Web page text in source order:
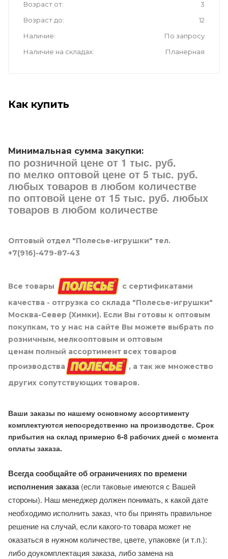
Возраст от
3
Возраст до
12
Наличие
По запросу
Наличие на складах
Планерная
Как купить
Минимальная сумма закупки:
по розничной цене от 1 тыс. руб.
по мелко оптовой цене от 5 тыс. руб.
любых товаров в любом количестве
по оптовой цене от 15 тыс. руб. любых
товаров в любом количестве
Оптовый отдел "Полесье-игрушки" тел.
+7(916)-479-87-43
Все товары
с сертификатами
качества - отгрузка со склада "Полесье-игрушки"
Москва-Север (Химки). Если Вы готовы к оптовым
покупкам, то у нас на сайте Вы можете выбрать по
розничным, мелкооптовым и оптовым
ценам полный ассортимент всех товаров
производства
, а так же множество
других сопутствующих товаров.
Ваши заказы по нашему основному ассортименту
комплектуются непосредственно на производстве. Срок
прибытия на склад примерно 6-8 рабочих дней с момента
оплаты заказа.
Всегда сообщайте об ограничениях по времени
исполнения заказа(если таковые имеются с Вашей
стороны). Наш менеджер должен понимать, к какой дате
необходимо исполнить заказ, что бы принять правильное
решение на случай, если какого-то товара может не
оказаться в нужном количестве, цвете, упаковке (и т.п.):
либо доукомплектация заказа, либо замена на